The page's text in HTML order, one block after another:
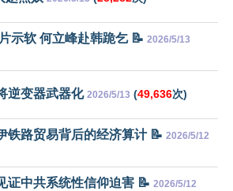
示软 何立峰赴韩跪乞 📝 2026/5/13
逆变器武器化 2026/5/13 (49,636次)
铁路贸易背后的经济算计 📝 2026/5/12
证中共系统性信仰迫害 📝 2026/5/12